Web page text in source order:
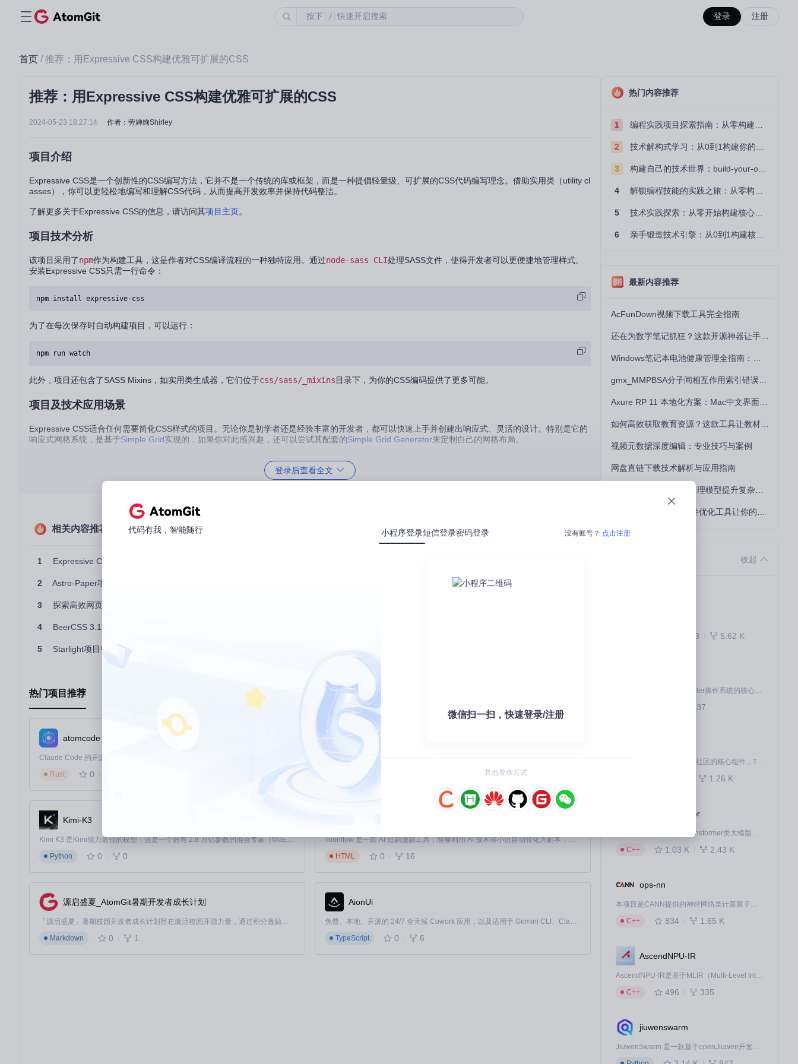
按下 / 快速开启搜索 登录 注册
首页 / 推荐：用Expressive CSS构建优雅可扩展的CSS
推荐：用Expressive CSS构建优雅可扩展的CSS
2024-05-23 18:27:14 作者：劳婵绚Shirley
项目介绍
Expressive CSS是一个创新性的CSS编写方法，它并不是一个传统的库或框架，而是一种提倡轻量级、可扩展的CSS代码编写理念。借助实用类（utility cl
asses），你可以更轻松地编写和理解CSS代码，从而提高开发效率并保持代码整洁。
了解更多关于Expressive CSS的信息，请访问其项目主页。
项目技术分析
该项目采用了npm作为构建工具，这是作者对CSS编译流程的一种独特应用。通过node-sass CLI处理SASS文件，使得开发者可以更便捷地管理样式。
安装Expressive CSS只需一行命令：
为了在每次保存时自动构建项目，可以运行：
此外，项目还包含了SASS Mixins，如实用类生成器，它们位于css/sass/_mixins目录下，为你的CSS编码提供了更多可能。
项目及技术应用场景
Expressive CSS适合任何需要简化CSS样式的项目。无论你是初学者还是经验丰富的开发者，都可以快速上手并创建出响应式、灵活的设计。特别是它的
响应式网格系统，是基于Simple Grid实现的，如果你对此感兴趣，还可以尝试其配套的Simple Grid Generator来定制自己的网格布局。
：易于理解和维护的代码结构，提高团队协作效率。
自动化构建：集成npm和 node-sass，实现自动化编译和实时刷新，加快开发节奏。
灵活性
：提供SASS Mixins，可根据需求自定义样式规则。
跟随 @johnpolacek在Twitter上的更新，并访问他的
S编码体验吧！
登录后查看全文
相关内容推荐
1 Expressive CSS 使用教程
2 Astro-Paper项目中代码复制按钮的实现与优化
3 探索高效网页开发新里程：Happy Cog Starter Files
4 BeerCSS 3.11.22版本发布：全面拥抱Material 3设计语言
5 Starlight项目中代码块样式冲突问题分析与解决方案
Starlight项目0.34.0版本发布：CSS层叠优化与标题锚点功能升级
在Nuxt.js项目中自定义Tailwind CSS层的最佳实践
热门项目推荐
atomcode
Rust
0
MiniMax-H3
Kimi-K3
Kimi K3 是Kimi能力最强的模型：这是一个拥有 2.8 万亿参数的混合专家（MoE）模型，具备原生视觉理解能力，并支持 100 万 token 的上下文窗口。
Python
0 0
Toonflow 是一款 AI 短剧漫剧工具，能够利用 AI 技术将小说自动转化为剧本，并结合 AI 生成的图片和视频，实现高效的短剧创作。借助 Toonflow，可以轻松完成从文字到影像的全流程，让短剧制作变得更加智能与便捷。
HTML
0 16
源启盛夏_AtomGit暑期开发者成长计划
「源启盛夏」暑期校园开发者成长计划旨在激活校园开源力量，通过积分激励、认证扶持、资源倾斜等形式，引导高校组织和开发者完成「入驻 — 建项目 — 做贡献 — 获认证 — 得资源」的完整闭环。无论你是想带领社团入驻平台的组织者，还是希望用代码贡献证明自己的开发者，都能在这里找到属于你的成长路径。
Markdown
0 1
AionUi
免费、本地、开源的 24/7 全天候 Cowork 应用，以及适用于 Gemini CLI、Claude Code、Codex、OpenCode、Qwen Code、Goose CLI、Auggie 等的 OpenClaw | 🌟 喜欢就点star吧
TypeScript
0 6
热门内容推荐
1 编程实践项目探索指南：从零构建技术能力体系
2 技术解构式学习：从0到1构建你的编程知识体系
3 构建自己的技术世界：build-your-own-x项目的实践探索指南
4 解锁编程技能的实践之旅：从零构建你的技术世界
5 技术实践探索：从零开始构建核心系统的实践指南
6 亲手锻造技术引擎：从0到1构建核心系统的实践指南
最新内容推荐
AcFunDown视频下载工具完全指南
视频元数据深度编辑：专业技巧与案例
网盘直链下载技术解析与应用指南
收起
843 5.62 K
openEuler内核是openEuler操作系统的核心，既是系统性能与稳定性的基石，也是连接处理器、设备与服务的桥梁。
537
作为 Ascend for PyTorch 社区的核心组件，TorchNPU 是昇腾专为 PyTorch 打造的深度学习适配插件，使 PyTorch 框架能够直接调用昇腾 NPU，为开发者提供昇腾 AI 处理器的超强算力。
1.26 K
ops-transformer
本项目是CANN提供的transformer类大模型算子库，实现网络在NPU上加速计算。
C++
1.03 K 2.43 K
ops-nn
本项目是CANN提供的神经网络类计算算子库，实现网络在NPU上加速计算。
C++
834 1.65 K
AscendNPU-IR
AscendNPU-IR是基于MLIR（Multi-Level Intermediate Representation）构建的，面向昇腾亲和算子编译时使用的中间表示，提供昇腾完备表达能力，通过编译优化提升昇腾AI处理器计算效率，支持通过生态框架使能昇腾AI处理器与深度调优
C++
496 335
jiuwenswarm
JiuwenSwarm 是一款基于openJiuwen开发的智能AI Agent，它能够将大语言模型的强大能力，通过你日常使用的各类通讯应用，直接延伸至你的指尖。
代码有我，智能随行 小程序登录短信登录密码登录 没有账号？ 点击注册
微信扫一扫，快速登录/注册
其他登录方式